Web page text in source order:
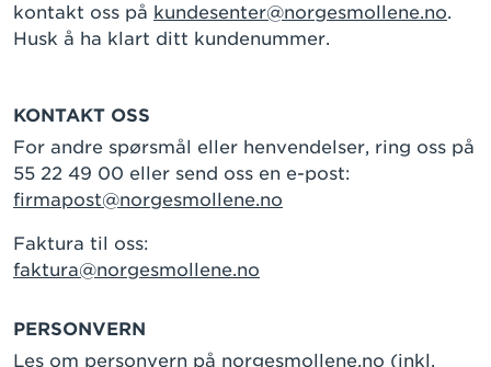
kontakt oss på kundesenter@norgesmollene.no.
Husk å ha klart ditt kundenummer.
KONTAKT OSS
For andre spørsmål eller henvendelser, ring oss på
55 22 49 00 eller send oss en e-post:
firmapost@norgesmollene.no
Faktura til oss:
faktura@norgesmollene.no
PERSONVERN
Les om personvern på norgesmollene.no (inkl.